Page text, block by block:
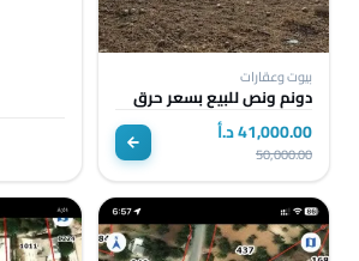
بيوت وعقارات
دونم ونص للبيع بسعر حرق
41,000.00 د.أ
50,000.00